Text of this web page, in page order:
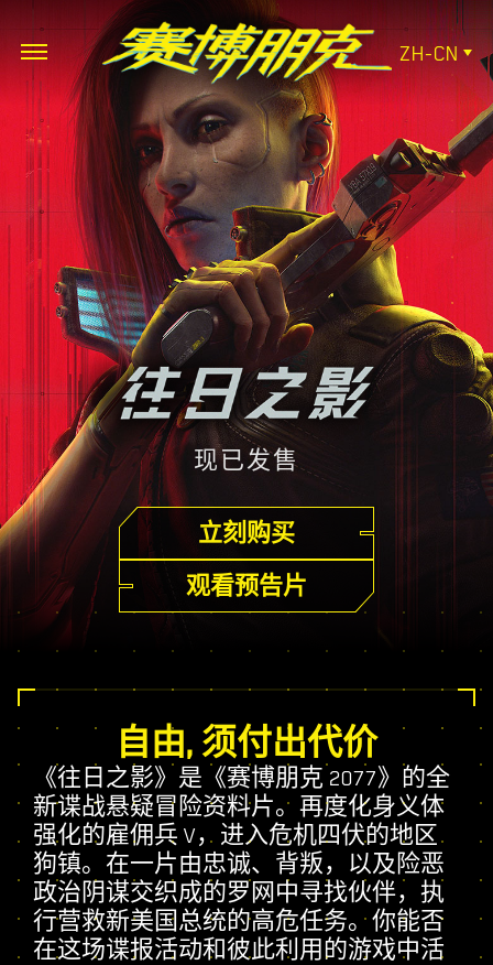
ZH-CN
现已发售
立刻购买
观看预告片
自由, 须付出代价
《往日之影》是《赛博朋克 2077》的全
新谍战悬疑冒险资料片。再度化身义体
强化的雇佣兵 V，进入危机四伏的地区
狗镇。在一片由忠诚、背叛，以及险恶
政治阴谋交织成的罗网中寻找伙伴，执
行营救新美国总统的高危任务。你能否
在这场谍报活动和彼此利用的游戏中活